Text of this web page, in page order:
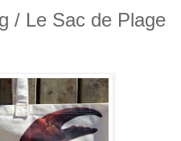
/ Le Sac de Plage